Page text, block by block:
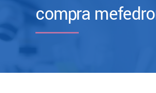
compra